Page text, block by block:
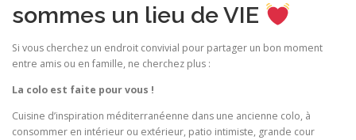
sommes un lieu de VIE
Si vous cherchez un endroit convivial pour partager un bon moment
entre amis ou en famille, ne cherchez plus :
La colo est faite pour vous !
Cuisine d’inspiration méditerranéenne dans une ancienne colo, à
consommer en intérieur ou extérieur, patio intimiste, grande cour